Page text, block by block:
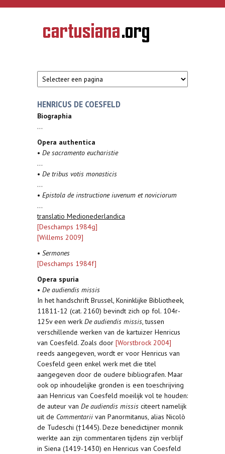
Overslaan en naar de inhoud gaan
CARTUSIANA
Geschiedenis
van de
HENRICUS DE COESFELD
Biographia
...
Opera authentica
• De sacramento eucharistie
...
• De tribus votis monasticis
...
• Epistola de instructione iuvenum et noviciorum
...
translatio Medionederlandica
[Deschamps 1984g]
[Willems 2009]
• Sermones
[Deschamps 1984f]
Opera spuria
• De audiendis missis
In het handschrift Brussel, Koninklijke Bibliotheek,
11811-12 (cat. 2160) bevindt zich op fol. 104r-
125v een werk De audiendis missis, tussen
verschillende werken van de kartuizer Henricus
van Coesfeld. Zoals door [Worstbrock 2004]
reeds aangegeven, wordt er voor Henricus van
Coesfeld geen enkel werk met die titel
aangegeven door de oudere bibliografen. Maar
ook op inhoudelijke gronden is een toeschrijving
aan Henricus van Coesfeld moeilijk vol te houden:
de auteur van De audiendis missis citeert namelijk
uit de Commentarii van Panormitanus, alias Nicolò
de Tudeschi (†1445). Deze benedictijner monnik
werkte aan zijn commentaren tijdens zijn verblijf
in Siena (1419-1430) en Henricus van Coesfeld